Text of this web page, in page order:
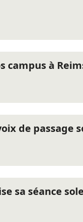
campus à
de passage
sa séance